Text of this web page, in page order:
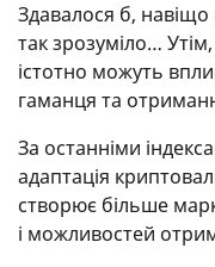
Здавалося б,
так зрозуміло… Утім,
істотно можуть
гаманця та
За останніми
адаптація
створює більше
і можливостей